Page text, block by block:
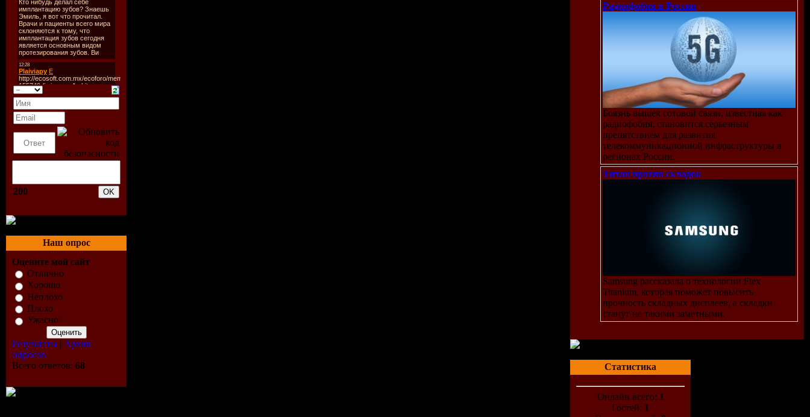
200
Наш опрос
Оцените мой сайт
Отлично
Хорошо
Неплохо
Плохо
Ужасно
Результаты | Архив
опросов
Всего ответов: 68
Радиофобия в России
Боязнь вышек сотовой связи, известная как
радиофобия, становится серьезным
препятствием для развития
телекоммуникационной инфраструктуры в
регионах России.
Титан против складок
Samsung рассказала о технологии Flex
Titanium, которая поможет повысить
прочность складных дисплеев, а складки
станут не такими заметными.
Статистика
Онлайн всего: 1
Гостей: 1